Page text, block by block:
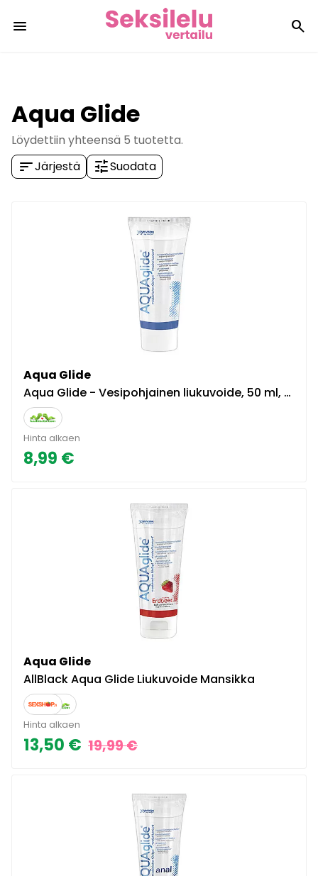
menu search
Aqua Glide
Löydettiin yhteensä 5 tuotetta.
sortJärjestä tuneSuodata
Aqua Glide
Aqua Glide - Vesipohjainen liukuvoide, 50 ml, kätevä matkakoko, pitkään liukuva, kondomiturvallinen
Hinta alkaen
8,99 €
Aqua Glide
AllBlack Aqua Glide Liukuvoide Mansikka
Hinta alkaen
13,50 € 19,99 €